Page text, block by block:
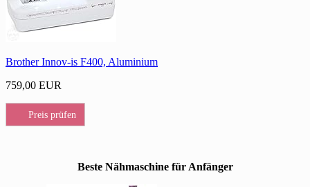
Brother Innov-is F400, Aluminium
759,00 EUR
Preis prüfen
Beste Nähmaschine für Anfänger